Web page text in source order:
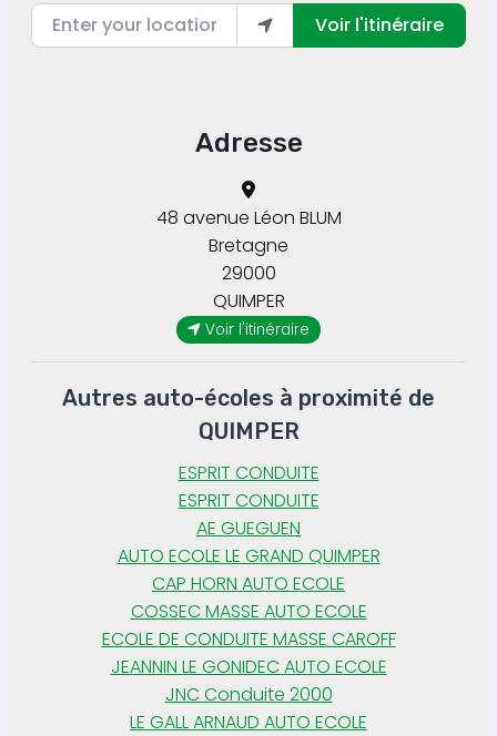
Enter your location
Voir l'itinéraire
Adresse
48 avenue Léon BLUM
QUIMPER
Bretagne
29000
Voir l'itinéraire
Autres auto-écoles à proximité de
QUIMPER
ESPRIT CONDUITE
ESPRIT CONDUITE
AE GUEGUEN
AUTO ECOLE LE GRAND QUIMPER
CAP HORN AUTO ECOLE
COSSEC MASSE AUTO ECOLE
ECOLE DE CONDUITE MASSE CAROFF
JEANNIN LE GONIDEC AUTO ECOLE
JNC Conduite 2000
LE GALL ARNAUD AUTO ECOLE